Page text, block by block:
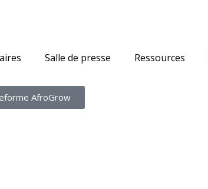
Salle de presse Ressources
AfroGrow